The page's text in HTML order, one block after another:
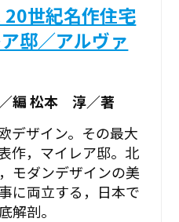
世紀名作住宅
邸／アルヴァ
編 松本 淳／著
デザイン。その最大
作，マイレア邸。北
モダンデザインの美
に両立する，日本で
解剖。